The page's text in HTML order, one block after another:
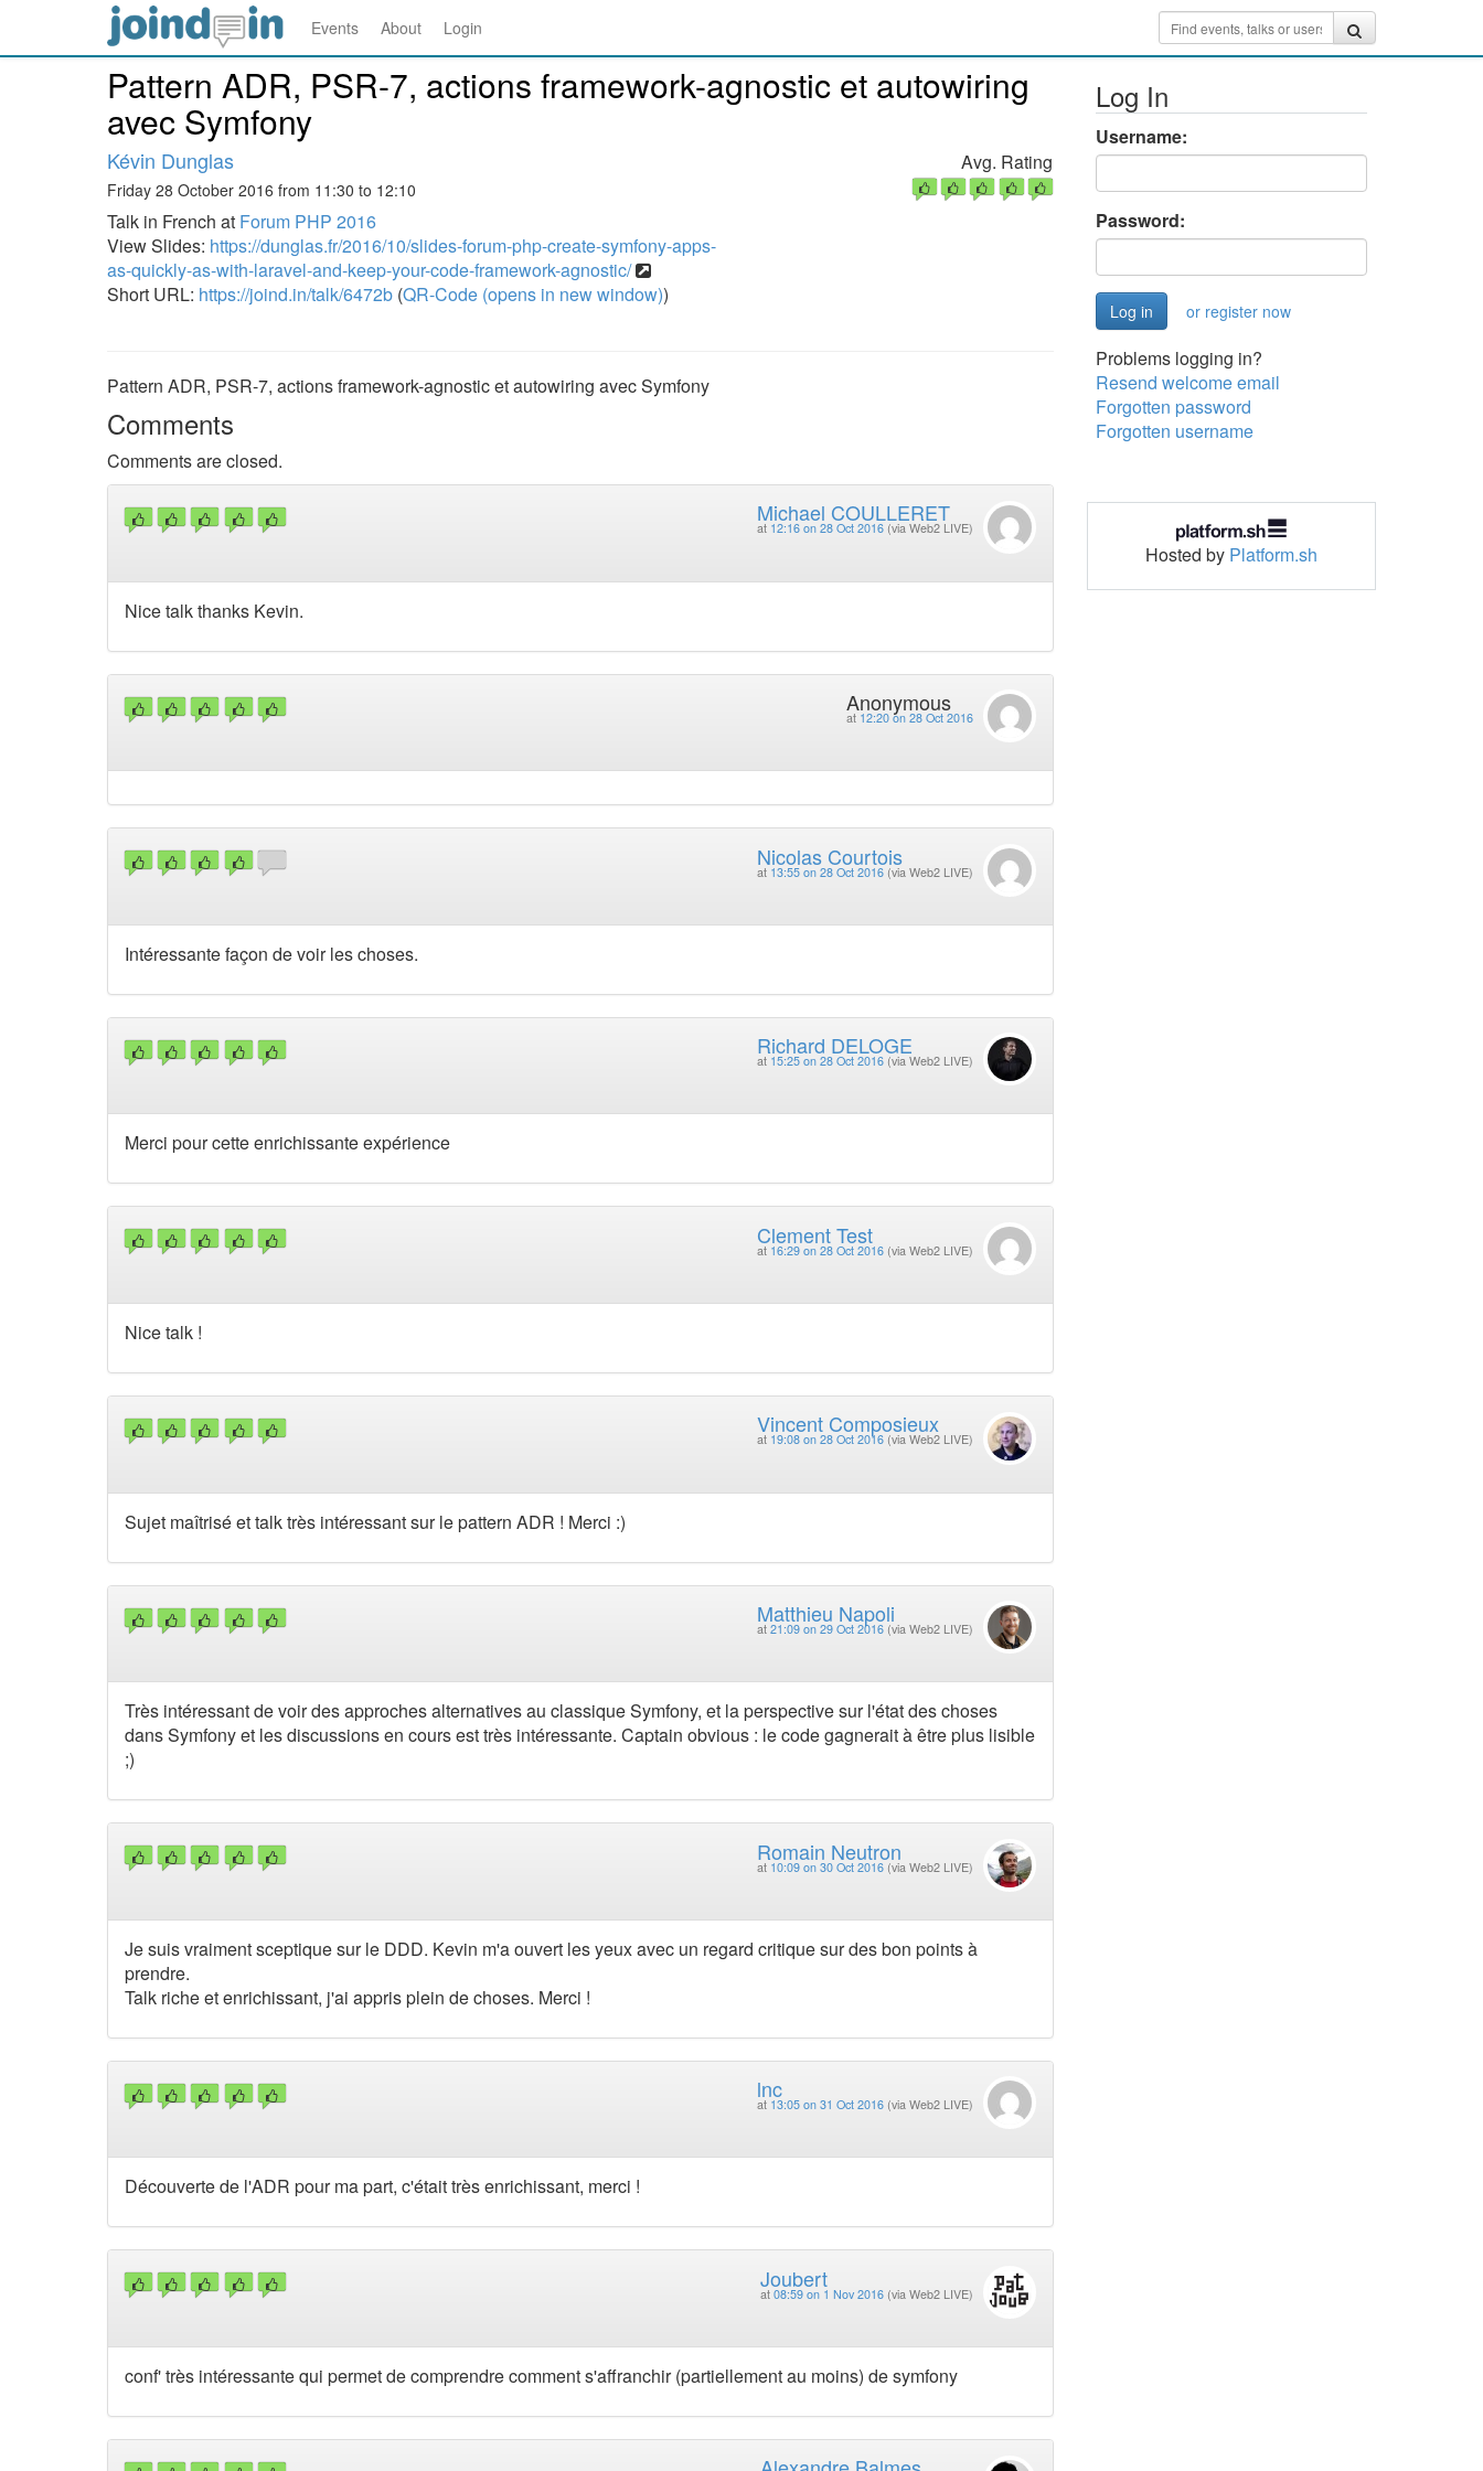
Events About Login
Pattern ADR, PSR-7, actions framework-agnostic et autowiring
avec Symfony
Kévin Dunglas
Friday 28 October 2016 from 11:30 to 12:10
Talk in French at Forum PHP 2016
View Slides: https://dunglas.fr/2016/10/slides-forum-php-create-symfony-apps-
as-quickly-as-with-laravel-and-keep-your-code-framework-agnostic/
Short URL: https://joind.in/talk/6472b (QR-Code (opens in new window))
Avg. Rating
Pattern ADR, PSR-7, actions framework-agnostic et autowiring avec Symfony
Comments
Comments are closed.
Michael COULLERET
at 12:16 on 28 Oct 2016 (via Web2 LIVE)
Nice talk thanks Kevin.
Anonymous
at 12:20 on 28 Oct 2016
Nicolas Courtois
at 13:55 on 28 Oct 2016 (via Web2 LIVE)
Intéressante façon de voir les choses.
Richard DELOGE
at 15:25 on 28 Oct 2016 (via Web2 LIVE)
Merci pour cette enrichissante expérience
Clement Test
at 16:29 on 28 Oct 2016 (via Web2 LIVE)
Nice talk !
Vincent Composieux
at 19:08 on 28 Oct 2016 (via Web2 LIVE)
Sujet maîtrisé et talk très intéressant sur le pattern ADR ! Merci :)
Matthieu Napoli
at 21:09 on 29 Oct 2016 (via Web2 LIVE)
Très intéressant de voir des approches alternatives au classique Symfony, et la perspective sur l'état des choses
dans Symfony et les discussions en cours est très intéressante. Captain obvious : le code gagnerait à être plus lisible
;)
Romain Neutron
at 10:09 on 30 Oct 2016 (via Web2 LIVE)
Je suis vraiment sceptique sur le DDD. Kevin m'a ouvert les yeux avec un regard critique sur des bon points à
prendre.
Talk riche et enrichissant, j'ai appris plein de choses. Merci !
lnc
at 13:05 on 31 Oct 2016 (via Web2 LIVE)
Découverte de l'ADR pour ma part, c'était très enrichissant, merci !
Joubert
at 08:59 on 1 Nov 2016 (via Web2 LIVE)
conf' très intéressante qui permet de comprendre comment s'affranchir (partiellement au moins) de symfony
Log In
Username:
Password:
or register now
Problems logging in?
Resend welcome email
Forgotten password
Forgotten username
Hosted by Platform.sh